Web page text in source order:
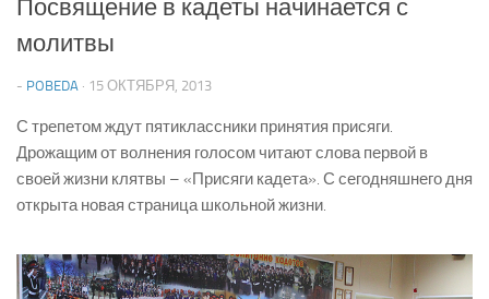
Посвящение в кадеты начинается с
молитвы
- POBEDA · 15 ОКТЯБРЯ, 2013
С трепетом ждут пятиклассники принятия присяги.
Дрожащим от волнения голосом читают слова первой в
своей жизни клятвы – «Присяги кадета». С сегодняшнего дня
открыта новая страница школьной жизни.